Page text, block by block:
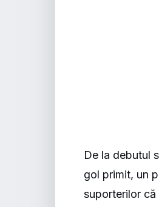
De la debutul
gol primit, un
suporterilor